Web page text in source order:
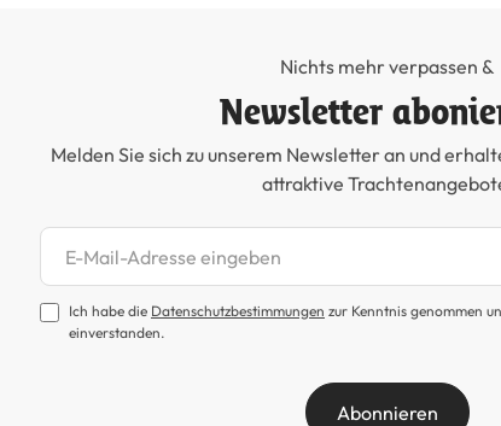
Nichts mehr verpassen &
Newsletter
Melden Sie sich zu unserem Newsletter an und
attraktive
Newsletter abonnieren
Ich habe die Datenschutzbestimmungen zur Kenntnis genommen
einverstanden.
Abonnieren